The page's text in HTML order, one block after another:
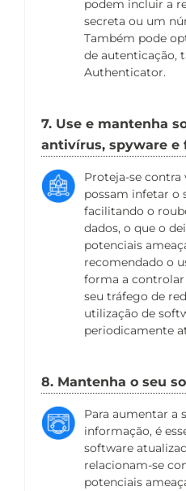
podem incluir a
secreta ou um
Também pode
de autenticação,
Authenticator.
7. Use e mantenha
antivírus, spyware e
Proteja-se contra
possam infetar o
facilitando o
dados, o que o
potenciais
recomendado o
forma a
seu tráfego de
utilização de
periodicamente
8. Mantenha o seu
Para aumentar a
informação, é
software
relacionam-se
potenciais